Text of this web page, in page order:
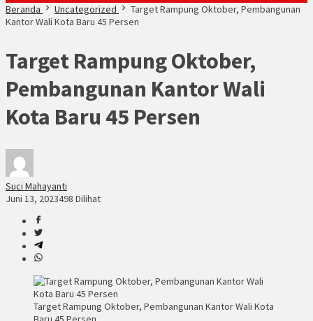
Beranda
Uncategorized
Target Rampung Oktober, Pembangunan
Kantor Wali Kota Baru 45 Persen
Target Rampung Oktober,
Pembangunan Kantor Wali
Kota Baru 45 Persen
Suci Mahayanti
Juni 13, 2023498 Dilihat
Target Rampung Oktober, Pembangunan Kantor Wali Kota